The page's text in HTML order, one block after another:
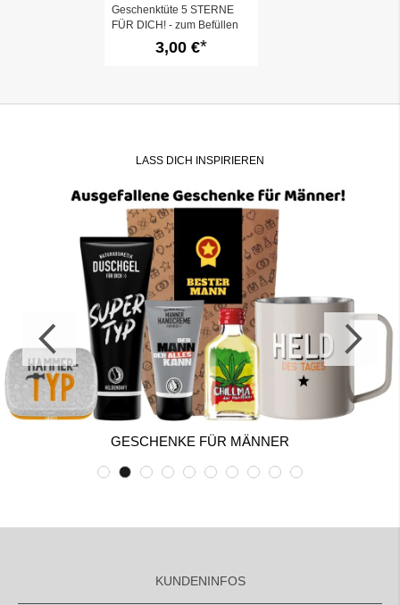
Geschenktüte 5 STERNE
FÜR DICH! - zum Befüllen
3,00 €
LASS DICH INSPIRIEREN
GESCHENKE FÜR MÄNNER
KUNDENINFOS